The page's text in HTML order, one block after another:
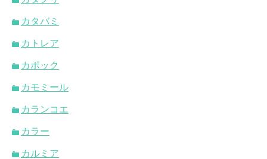
カタバミ
カトレア
カポック
カモミール
カランコエ
カラー
カルミア